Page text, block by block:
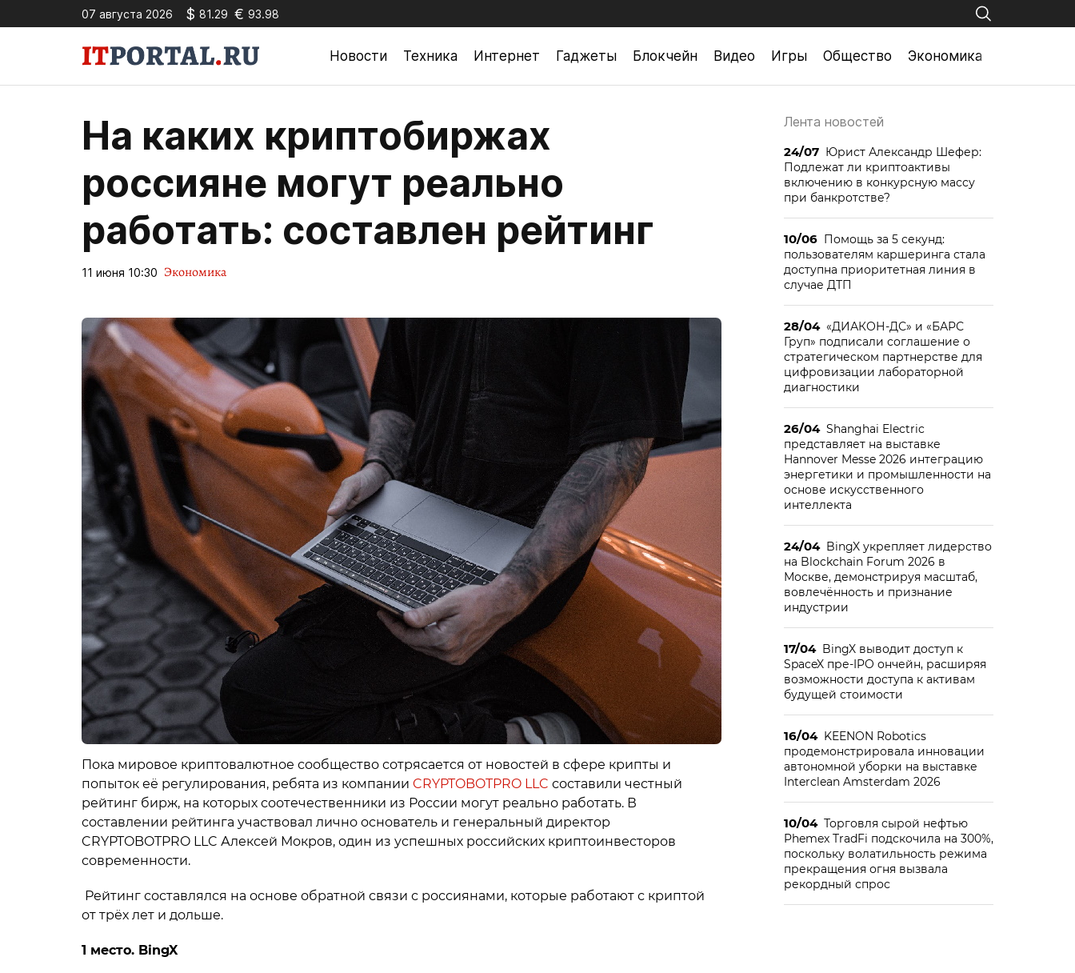
07 августа 2026 $ 81.29 € 93.98
Новости Техника Интернет Гаджеты Блокчейн Видео Игры Общество Экономика
На каких криптобиржах
россияне могут реально
работать: составлен рейтинг
11 июня 10:30 Экономика
Пока мировое криптовалютное сообщество сотрясается от новостей в сфере крипты и
попыток её регулирования, ребята из компании CRYPTOBOTPRO LLC составили честный
рейтинг бирж, на которых соотечественники из России могут реально работать. В
составлении рейтинга участвовал лично основатель и генеральный директор
CRYPTOBOTPRO LLC Алексей Мокров, один из успешных российских криптоинвесторов
современности.
Рейтинг составлялся на основе обратной связи с россиянами, которые работают с криптой
от трёх лет и дольше.
1 место. BingX
Лента новостей
24/07 Юрист Александр Шефер:
Подлежат ли криптоактивы
включению в конкурсную массу
при банкротстве?
10/06 Помощь за 5 секунд:
пользователям каршеринга стала
доступна приоритетная линия в
случае ДТП
28/04 «ДИАКОН-ДС» и «БАРС
Груп» подписали соглашение о
стратегическом партнерстве для
цифровизации лабораторной
диагностики
26/04 Shanghai Electric
представляет на выставке
Hannover Messe 2026 интеграцию
энергетики и промышленности на
основе искусственного
интеллекта
24/04 BingX укрепляет лидерство
на Blockchain Forum 2026 в
Москве, демонстрируя масштаб,
вовлечённость и признание
индустрии
17/04 BingX выводит доступ к
SpaceX пре-IPO ончейн, расширяя
возможности доступа к активам
будущей стоимости
16/04 KEENON Robotics
продемонстрировала инновации
автономной уборки на выставке
Interclean Amsterdam 2026
10/04 Торговля сырой нефтью
Phemex TradFi подскочила на 300%,
поскольку волатильность режима
прекращения огня вызвала
рекордный спрос